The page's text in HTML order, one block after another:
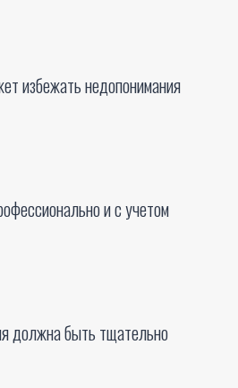
избежать недопонимания
и с учетом
должна быть тщательно